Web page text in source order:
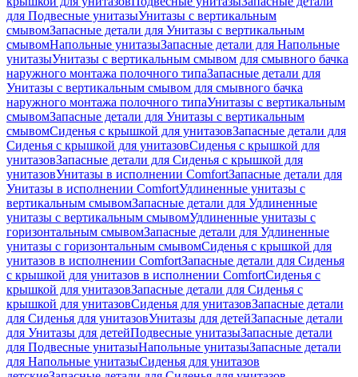
для Подвесные унитазыУнитазы с вертикальным
смывомЗапасные детали для Унитазы с вертикальным
смывомНапольные унитазыЗапасные детали для Напольные
унитазыУнитазы с вертикальным смывом для смывного бачка
наружного монтажа полочного типаЗапасные детали для
Унитазы с вертикальным смывом для смывного бачка
наружного монтажа полочного типаУнитазы с вертикальным
смывомЗапасные детали для Унитазы с вертикальным
смывомСиденья с крышкой для унитазовЗапасные детали для
Сиденья с крышкой для унитазовСиденья с крышкой для
унитазовЗапасные детали для Сиденья с крышкой для
унитазовУнитазы в исполнении ComfortЗапасные детали для
Унитазы в исполнении ComfortУдлиненные унитазы с
вертикальным смывомЗапасные детали для Удлиненные
унитазы с вертикальным смывомУдлиненные унитазы с
горизонтальным смывомЗапасные детали для Удлиненные
унитазы с горизонтальным смывомСиденья с крышкой для
унитазов в исполнении ComfortЗапасные детали для Сиденья
с крышкой для унитазов в исполнении ComfortСиденья с
крышкой для унитазовЗапасные детали для Сиденья с
крышкой для унитазовСиденья для унитазовЗапасные детали
для Сиденья для унитазовУнитазы для детейЗапасные детали
для Унитазы для детейПодвесные унитазыЗапасные детали
для Подвесные унитазыНапольные унитазыЗапасные детали
для Напольные унитазыСиденья для унитазов